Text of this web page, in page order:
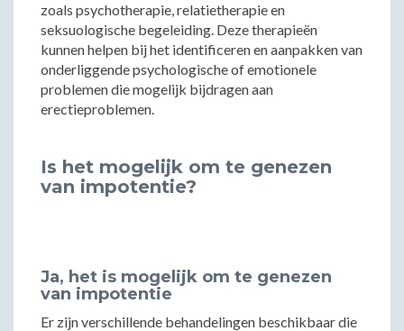
zoals psychotherapie, relatietherapie en
seksuologische begeleiding. Deze therapieën
kunnen helpen bij het identificeren en aanpakken van
onderliggende psychologische of emotionele
problemen die mogelijk bijdragen aan
erectieproblemen.
Is het mogelijk om te genezen
van impotentie?
Ja, het is mogelijk om te genezen
van impotentie
Er zijn verschillende behandelingen beschikbaar die